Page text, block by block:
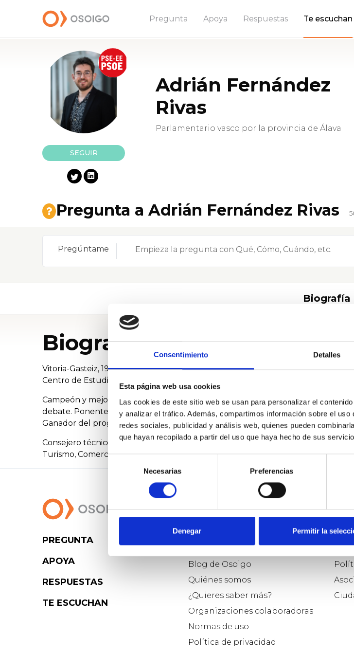
Consentimiento Detalles
Esta página web usa cookies
Las cookies de este sitio web se usan para personalizar el
y analizar el tráfico. Además, compartimos información sobre el
redes sociales, publicidad y análisis web, quienes pueden
que hayan recopilado a partir del uso que haya hecho de sus
Selección
consentimiento
Necesarias Preferencias
Denegar Permitir la
Pregunta Apoya Respuestas Te escuchan
SEGUIR
Adrián Fernández
Rivas
Parlamentario vasco por la provincia de Álava
Pregunta a Adrián Fernández Rivas
Pregúntame
Biografía
Biografía
Vitoria-Gasteiz, 1997. Doble Grado en Derecho y Ciencias Políticas por la
Centro de Estudios Políticos y Constitucionales.
Campeón y mejor orador de España en la VIII edición de la Liga Española de
debate. Ponente en diversos congresos sobre desigualdad social. Secretario
Ganador del programa de debate y liderazgo “12 Líderes” en EITB.
Consejero técnico en el Alto Comisionado contra la Pobreza Infantil del
Turismo, Comercio y Consumo del Gobierno Vasco (2023-2024). Desde junio
PREGUNTA
APOYA
RESPUESTAS
TE ESCUCHAN
Blog de Osoigo
Quiénes somos
¿Quieres saber más?
Organizaciones colaboradoras
Normas de uso
Política de privacidad